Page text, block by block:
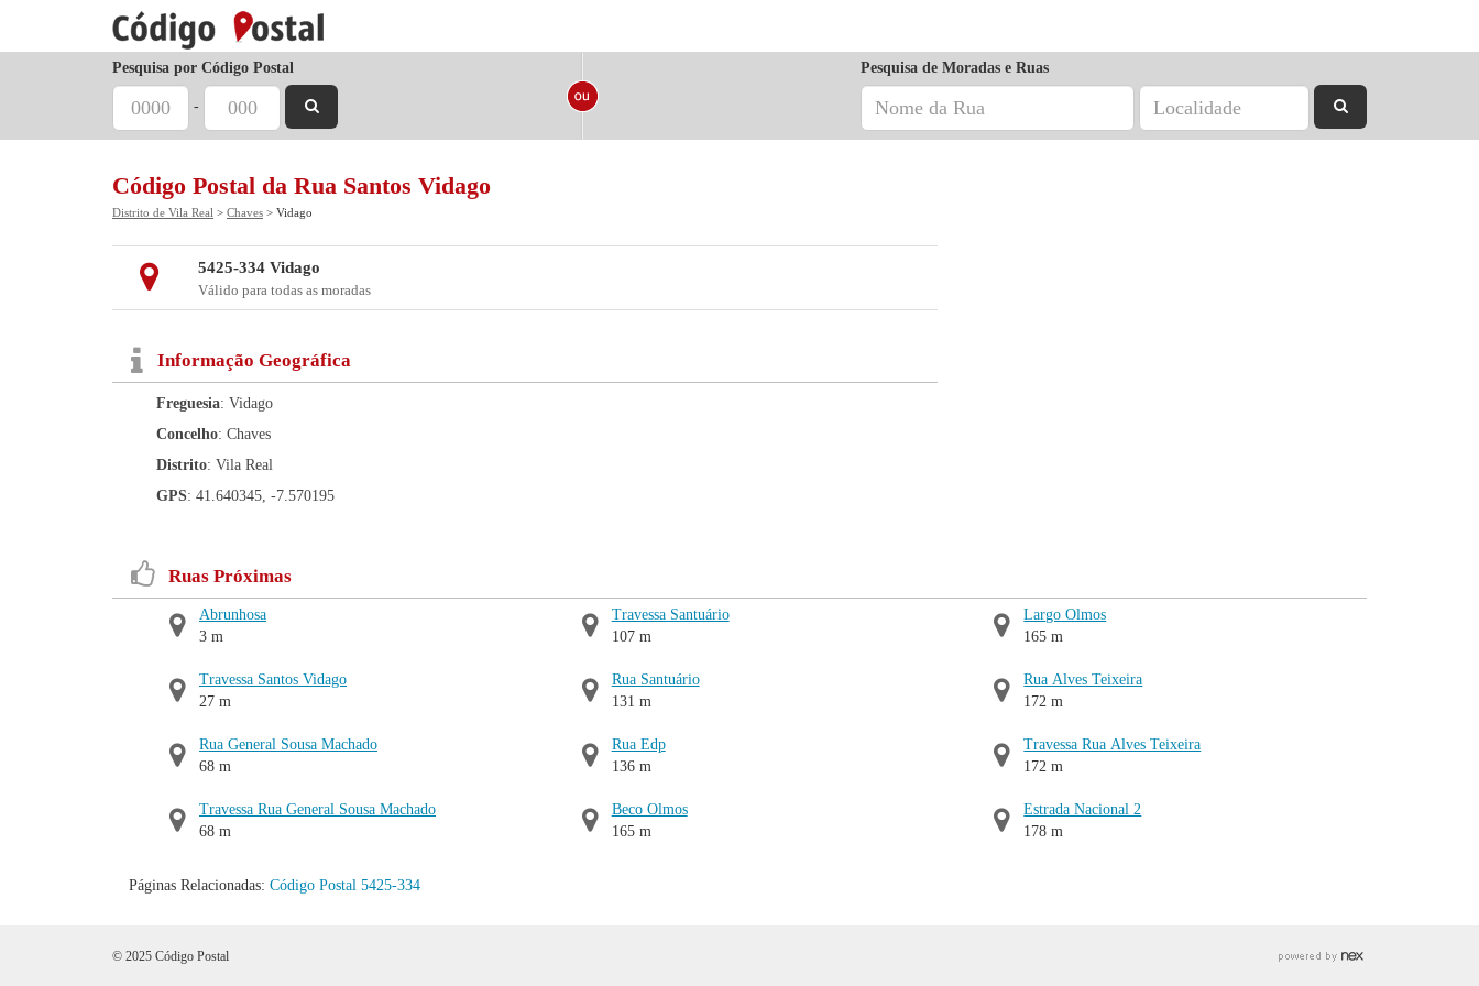
Pesquisa por Código Postal
-
Pesquisa de Moradas e Ruas
Código Postal da Rua Santos Vidago
Distrito de Vila Real > Chaves > Vidago
5425-334 Vidago
Válido para todas as moradas
Informação Geográfica
Freguesia: Vidago
Concelho: Chaves
Distrito: Vila Real
GPS: 41.640345, -7.570195
Ruas Próximas
Abrunhosa
3 m
Travessa Santos Vidago
27 m
Rua General Sousa Machado
68 m
Travessa Rua General Sousa Machado
68 m
Travessa Santuário
107 m
Rua Santuário
131 m
Rua Edp
136 m
Beco Olmos
165 m
Largo Olmos
165 m
Rua Alves Teixeira
172 m
Travessa Rua Alves Teixeira
172 m
Estrada Nacional 2
178 m
Páginas Relacionadas: Código Postal 5425-334
© 2025 Código Postal